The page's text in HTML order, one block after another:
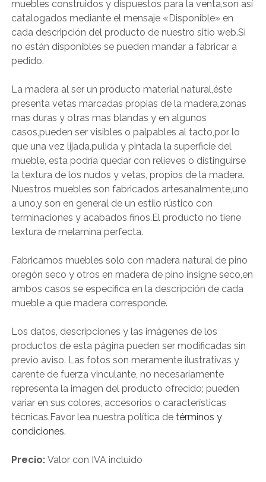
muebles construidos y dispuestos para la venta,son así
catalogados mediante el mensaje «Disponible» en
cada descripción del producto de nuestro sitio web.Si
no están disponibles se pueden mandar a fabricar a
pedido.
La madera al ser un producto material natural,éste
presenta vetas marcadas propias de la madera,zonas
mas duras y otras mas blandas y en algunos
casos,pueden ser visibles o palpables al tacto,por lo
que una vez lijada,pulida y pintada la superficie del
mueble, esta podría quedar con relieves o distinguirse
la textura de los nudos y vetas, propios de la madera.
Nuestros muebles son fabricados artesanalmente,uno
a uno,y son en general de un estilo rústico con
terminaciones y acabados finos.El producto no tiene
textura de melamina perfecta.
Fabricamos muebles solo con madera natural de pino
oregón seco y otros en madera de pino insigne seco,en
ambos casos se especifica en la descripción de cada
mueble a que madera corresponde.
Los datos, descripciones y las imágenes de los
productos de esta página pueden ser modificadas sin
previo aviso. Las fotos son meramente ilustrativas y
carente de fuerza vinculante, no necesariamente
representa la imagen del producto ofrecido; pueden
variar en sus colores, accesorios o características
técnicas.Favor lea nuestra política de términos y
condiciones.
Precio:Valor con IVA incluido